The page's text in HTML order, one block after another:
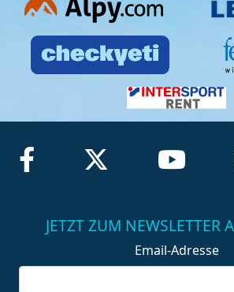
JETZT ZUM NEWSLETTER
Email-Adresse